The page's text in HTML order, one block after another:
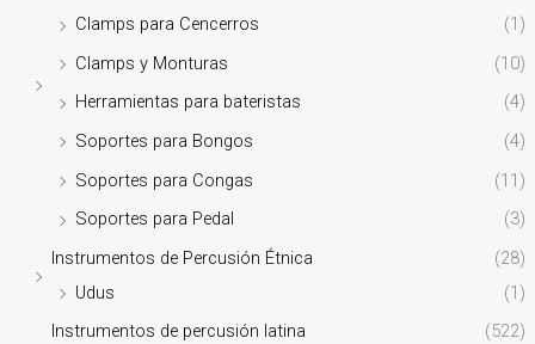
Clamps para Cencerros
(1)
Clamps y Monturas
(10)
Herramientas para bateristas
(4)
Soportes para Bongos
(4)
Soportes para Congas
(11)
Soportes para Pedal
(3)
Instrumentos de Percusión Étnica
(28)
Udus
(1)
Instrumentos de percusión latina
(522)